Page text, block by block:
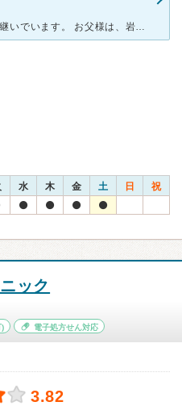
代替わりして、息子さんが病院を継いでいます。 お父様は、岩手県の医師会長をなさっています。お父様は診断に自信を持っていて、また、他のお医者さん方をよく知っており、適切な専門医さんを紹介するのが本当に
水 木 金 土 日 祝
ック
電子処方せん対応
3.82